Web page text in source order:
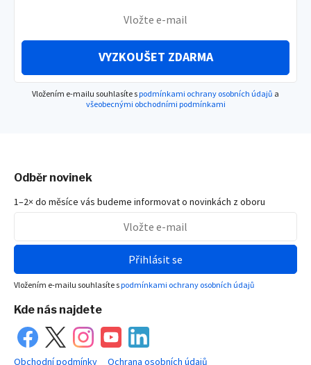
VYZKOUŠET ZDARMA
Vložením e-mailu souhlasíte spodmínkami ochrany osobních údajů a
všeobecnými obchodními podmínkami
Odběr novinek
1–2× do měsíce vás budeme informovat o novinkách z oboru
Přihlásit se
Vložením e-mailu souhlasíte spodmínkami ochrany osobních údajů
Kde nás najdete
Obchodní podmínky Ochrana osobních údajů